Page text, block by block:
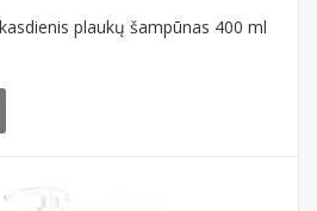
plaukų šampūnas 400 ml